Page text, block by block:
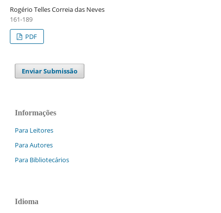
Rogério Telles Correia das Neves
161-189
PDF
Enviar Submissão
Informações
Para Leitores
Para Autores
Para Bibliotecários
Idioma